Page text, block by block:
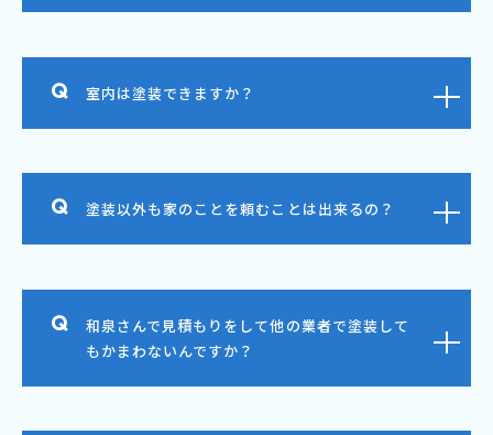
室内は塗装できますか？
塗装以外も家のことを頼むことは出来るの？
和泉さんで見積もりをして他の業者で塗装して
もかまわないんですか？